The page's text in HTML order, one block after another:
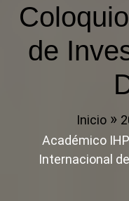
de
Inicio
Académico
Internacional